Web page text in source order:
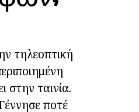
τηλεοπτική
στην ταινία.
ποτέ